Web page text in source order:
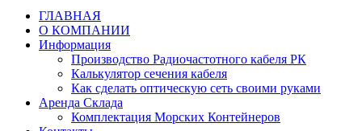
ГЛАВНАЯ
О КОМПАНИИ
Информация
Производство Радиочастотного кабеля РК
Калькулятор сечения кабеля
Как сделать оптическую сеть своими руками
Аренда Склада
Комплектация Морских Контейнеров